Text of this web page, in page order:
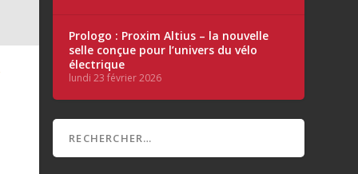
Prologo : Proxim Altius – la nouvelle
selle conçue pour l’univers du vélo
électrique
lundi 23 février 2026